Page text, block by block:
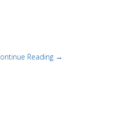
Reading →